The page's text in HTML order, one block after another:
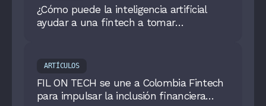
¿Cómo puede la inteligencia artificial
ayudar a una fintech a tomar
ARTÍCULOS
FIL ON TECH se une a Colombia Fintech
para impulsar la inclusión financiera